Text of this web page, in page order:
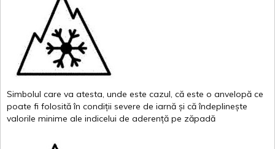
Simbolul care va atesta, unde este cazul, că este o anvelopă ce
poate fi folosită în condiții severe de iarnă și că îndeplinește
valorile minime ale indicelui de aderență pe zăpadă